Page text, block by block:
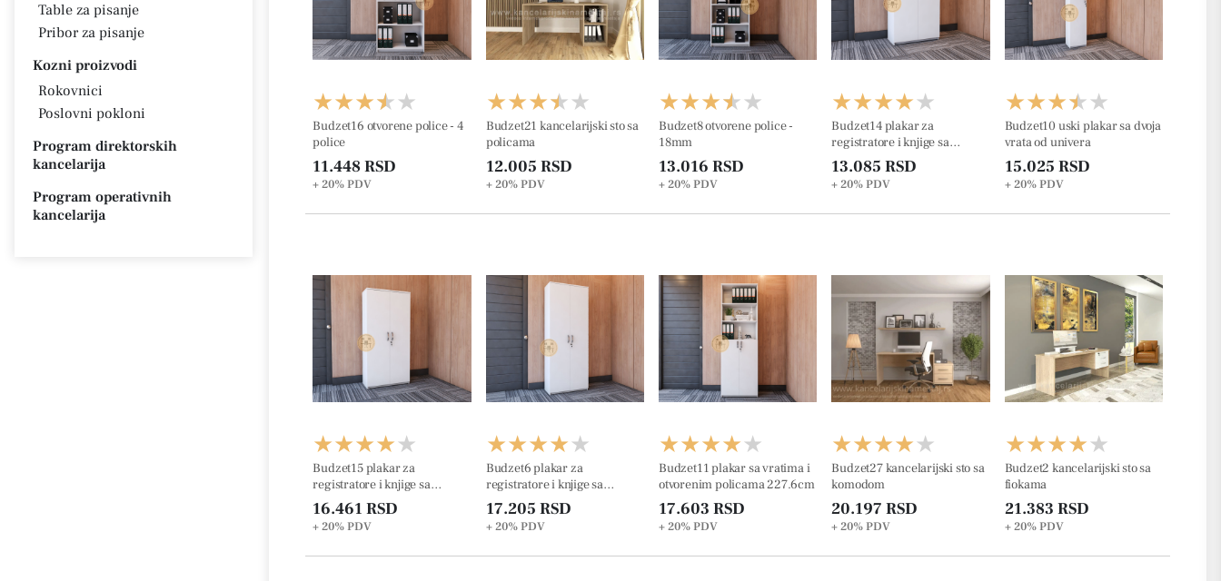
Table za pisanje
Pribor za pisanje
Kozni proizvodi
Rokovnici
Poslovni pokloni
Program direktorskih
kancelarija
Program operativnih
kancelarija
Budzet16 otvorene police - 4
police
11.448 RSD
+ 20%PDV
Budzet21 kancelarijski sto sa
policama
12.005 RSD
+ 20%PDV
Budzet8 otvorene police -
18mm
13.016 RSD
+ 20%PDV
Budzet14 plakar za
registratore i knjige sa
ukrasnom lajsnom na plafonu
119cm
13.085 RSD
+ 20%PDV
Budzet10 uski plakar sa dvoja
vrata od univera
15.025 RSD
+ 20%PDV
Budzet15 plakar za
registratore i knjige sa
ukrasnom lajsna na plafonu
155.8cm
16.461 RSD
+ 20%PDV
Budzet6 plakar za
registratore i knjige sa
ukrasnom lajsnom na plafonu
190.8cm
17.205 RSD
+ 20%PDV
Budzet11 plakar sa vratima i
otvorenim policama 227.6cm
17.603 RSD
+ 20%PDV
Budzet27 kancelarijski sto sa
komodom
20.197 RSD
+ 20%PDV
Budzet2 kancelarijski sto sa
fiokama
21.383 RSD
+ 20%PDV